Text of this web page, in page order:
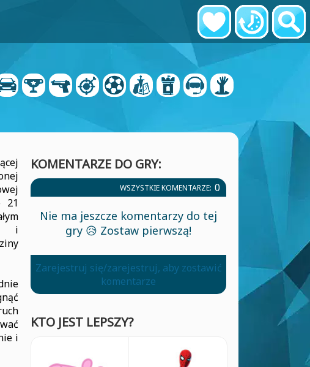
21
i
i
KOMENTARZE DO GRY:
WSZYSTKIE KOMENTARZE: 0
Nie ma jeszcze komentarzy do tej
gry 😥 Zostaw pierwszą!
Zarejestruj się/zarejestruj, aby zostawić
komentarze
KTO JEST LEPSZY?